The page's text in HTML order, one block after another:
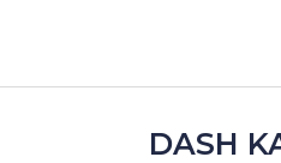
DASH